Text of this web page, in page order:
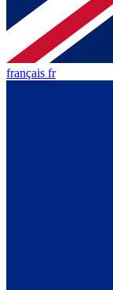
français fr